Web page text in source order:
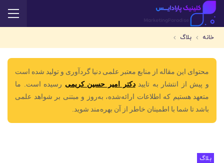
خانه بلاگ
محتوای این مقاله از منابع معتبر علمی دنیا گردآوری و تولید شده است
و پیش از انتشار به تاییددکتر امیر حسین کریمی رسیده است. ما
متعهد هستیم که اطلاعات ارائه‌شده، به‌روز و مبتنی بر شواهد علمی
باشد تا شما با اطمینان خاطر از آن بهره‌مند شوید.
بلاگ